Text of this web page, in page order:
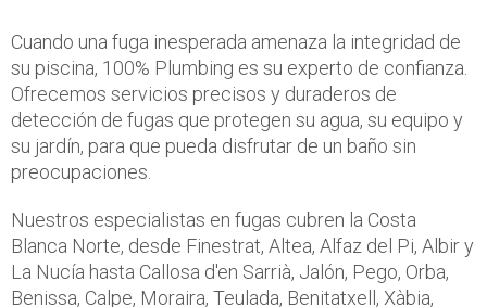
Cuando una fuga inesperada amenaza la integridad de
su piscina, 100% Plumbing es su experto de confianza.
Ofrecemos servicios precisos y duraderos de
detección de fugas que protegen su agua, su equipo y
su jardín, para que pueda disfrutar de un baño sin
preocupaciones.
Nuestros especialistas en fugas cubren la Costa
Blanca Norte, desde Finestrat, Altea, Alfaz del Pi, Albir y
La Nucía hasta Callosa d'en Sarrià, Jalón, Pego, Orba,
Benissa, Calpe, Moraira, Teulada, Benitatxell, Xàbia,